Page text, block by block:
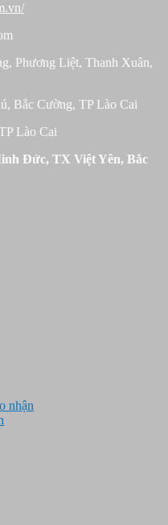
Phương Liệt, Thanh Xuân,
Bắc Cường, TP Lào Cai
Lào Cai
Đức, TX Việt Yên, Bắc
nhận